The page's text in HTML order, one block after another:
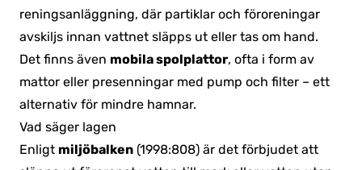
reningsanläggning, där partiklar och föroreningar
avskiljs innan vattnet släpps ut eller tas om hand.
Det finns även mobila spolplattor, ofta i form av
mattor eller presenningar med pump och filter – ett
alternativ för mindre hamnar.
Vad säger lagen
Enligt miljöbalken (1998:808) är det förbjudet att